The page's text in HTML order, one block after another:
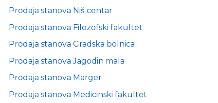
Prodaja stanova Niš centar
Prodaja stanova Filozofski fakultet
Prodaja stanova Gradska bolnica
Prodaja stanova Jagodin mala
Prodaja stanova Marger
Prodaja stanova Medicinski fakultet